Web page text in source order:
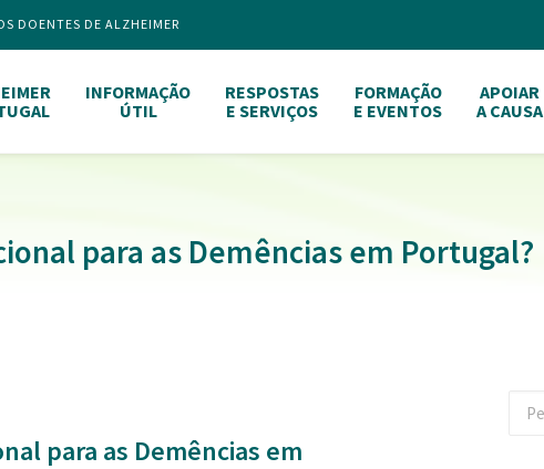
DOENTES DE ALZHEIMER
INFORMAÇÃO
ÚTIL
RESPOSTAS
E SERVIÇOS
FORMAÇÃO
E EVENTOS
APOIAR
A CAUSA
para as Demências em Portugal?
para as Demências em